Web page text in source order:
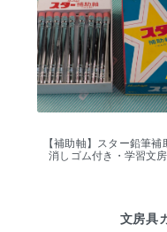
【補助軸】スター鉛筆補
消しゴム付き・学習文
文房具